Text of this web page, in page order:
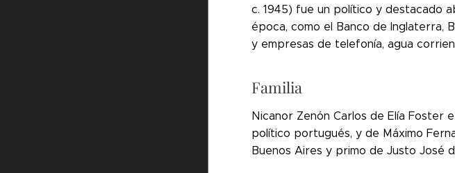
c. 1945) fue un político y destacado
época, como el Banco de Inglaterra,
y empresas de telefonía, agua
Familia
Nicanor Zenón Carlos de Elía Foster
político portugués, y de Máximo
Buenos Aires y primo de Justo José